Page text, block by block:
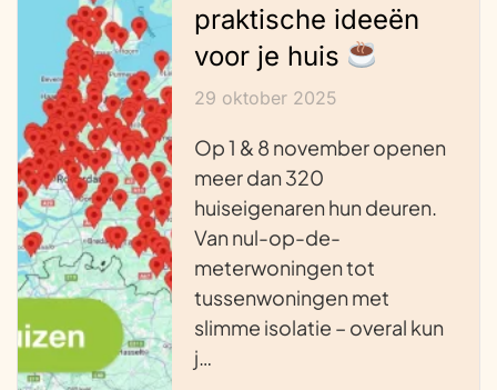
praktische ideeën
voor je huis
29 oktober 2025
Op 1 & 8 november openen
meer dan 320
huiseigenaren hun deuren.
Van nul-op-de-
meterwoningen tot
tussenwoningen met
slimme isolatie – overal kun
j…